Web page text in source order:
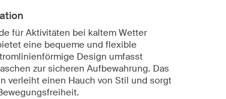
für Aktivitäten bei kaltem Wetter
eine bequeme und flexible
Design umfasst
zur sicheren Aufbewahrung. Das
verleiht einen Hauch von Stil und sorgt